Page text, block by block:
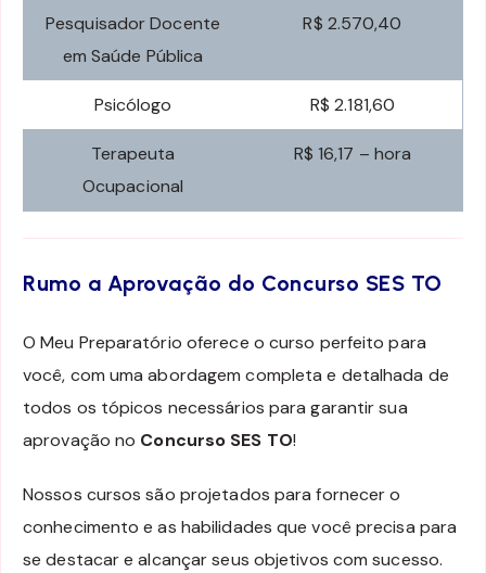
Pesquisador Docente
em Saúde Pública
R$ 2.570,40
Psicólogo R$ 2.181,60
Terapeuta
Ocupacional
R$ 16,17 – hora
Rumo a Aprovação do Concurso SES TO
O Meu Preparatório oferece o curso perfeito para
você, com uma abordagem completa e detalhada de
todos os tópicos necessários para garantir sua
aprovação no Concurso SES TO!
Nossos cursos são projetados para fornecer o
conhecimento e as habilidades que você precisa para
se destacar e alcançar seus objetivos com sucesso.